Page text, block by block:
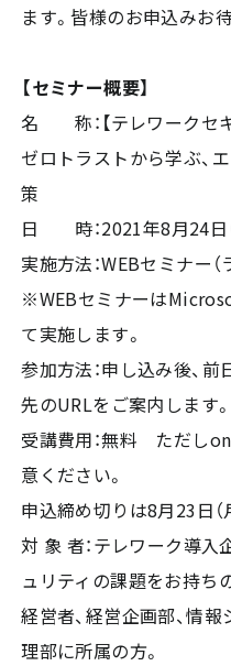
ます。皆様のお申込みお
【セミナー概要】
名 称：【テレワークセ
ゼロトラストから学ぶ、
策
日 時：2021年8月24日
実施方法：WEBセミナー（
※WEBセミナーは
て実施します。
参加方法：申し込み後、
先のURLをご案内します。
受講費用：無料 ただし
意ください。
申込締め切りは8月23日（
対 象 者：テレワーク導
ュリティの課題をお持ち
経営者、経営企画部、情報
理部に所属の方。